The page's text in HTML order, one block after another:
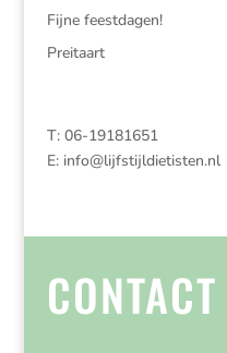
Fijne feestdagen!
Preitaart
T: 06-19181651
E: info@lijfstijldietisten.nl
CONTACT